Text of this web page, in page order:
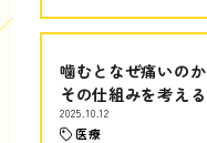
噛むとなぜ痛いのか
その仕組みを考える
2025.10.12
医療